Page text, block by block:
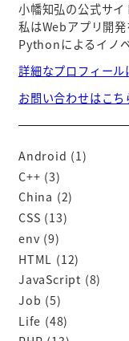
小幡知弘の公式サイ
私はWebアプリ開発
Pythonによるイノ
詳細なプロフィール
お問い合わせはこち
Android (1)
C++ (3)
China (2)
CSS (13)
env (9)
HTML (12)
JavaScript (8)
Job (5)
Life (48)